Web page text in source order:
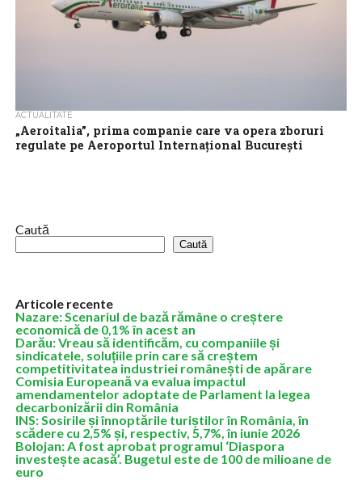
ACTUALITATE
„Aeroitalia”, prima companie care va opera zboruri
regulate pe Aeroportul Internaţional Bucureşti
primul zbor fiind programat în...
Caută
Caută
Articole recente
Nazare: Scenariul de bază rămâne o creștere
economică de 0,1% în acest an
Darău: Vreau să identificăm, cu companiile și
sindicatele, soluțiile prin care să creștem
competitivitatea industriei românești de apărare
Comisia Europeană va evalua impactul
amendamentelor adoptate de Parlament la legea
decarbonizării din România
INS: Sosirile și înnoptările turiștilor în România, în
scădere cu 2,5% și, respectiv, 5,7%, în iunie 2026
Bolojan: A fost aprobat programul ‘Diaspora
investește acasă’. Bugetul este de 100 de milioane de
euro